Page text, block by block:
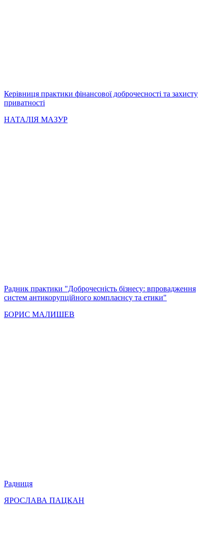
Керівниця практики фінансової доброчесності та захисту
приватності
НАТАЛІЯ МАЗУР
Радник практики "Доброчесність бізнесу: впровадження
систем антикорупційного комплаєнсу та етики"
БОРИС МАЛИШЕВ
Радниця
ЯРОСЛАВА ПАЦКАН